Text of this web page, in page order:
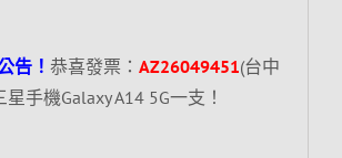
告！ 恭喜發票： AZ26049451(台中
手機Galaxy A14 5G一支！